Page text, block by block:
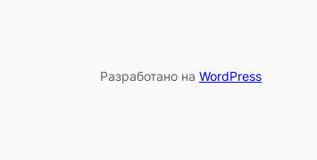
Разработано на WordPress